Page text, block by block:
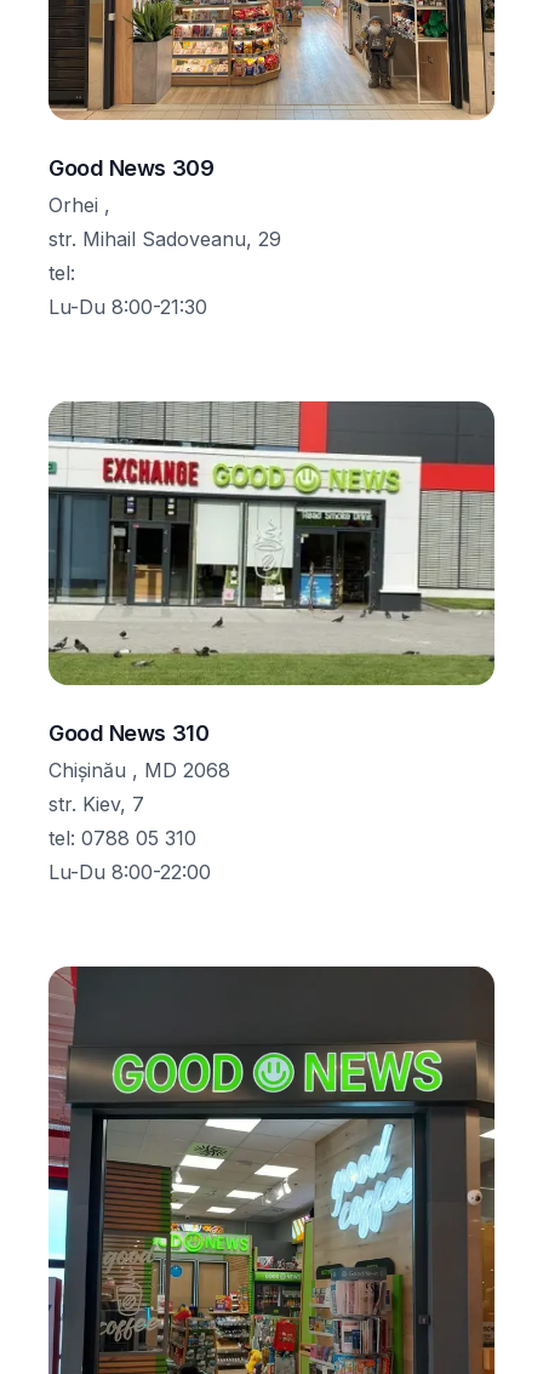
Good News 309
Orhei ,
str. Mihail Sadoveanu, 29
tel:
Lu-Du 8:00-21:30
Good News 310
Chișinău , MD 2068
str. Kiev, 7
tel: 0788 05 310
Lu-Du 8:00-22:00